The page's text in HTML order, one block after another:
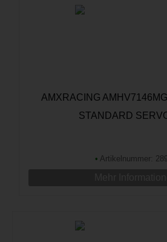
AMXRACING
STANDARD
• Artikelnummer: